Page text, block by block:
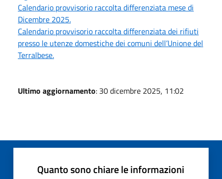
Calendario provvisorio raccolta differenziata mese di
Dicembre 2025.
Calendario provvisorio raccolta differenziata dei rifiuti
presso le utenze domestiche dei comuni dell’Unione del
Terralbese.
Ultimo aggiornamento: 30 dicembre 2025, 11:02
Quanto sono chiare le informazioni